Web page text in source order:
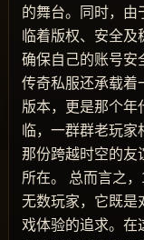
的舞台。同时，由
临着版权、安全及
确保自己的账号安
传奇私服还承载着
版本，更是那个年
临，一群群老玩家
那份跨越时空的友
所在。 总而言之
无数玩家，它既是
戏体验的追求。在